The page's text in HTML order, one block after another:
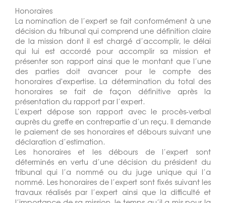
Honoraires
La nomination de l’expert se fait conformément à une
décision du tribunal qui comprend une définition claire
de la mission dont il est chargé d’accomplir, le délai
qui lui est accordé pour accomplir sa mission et
présenter son rapport ainsi que le montant que l’une
des parties doit avancer pour le compte des
honoraires d'expertise. La détermination du total des
honoraires se fait de façon définitive après la
présentation du rapport par l’expert.
L’expert dépose son rapport avec le procès-verbal
auprès du greffe en contrepartie d’un reçu. Il demande
le paiement de ses honoraires et débours suivant une
déclaration d’estimation.
Les honoraires et les débours de l’expert sont
déterminés en vertu d’une décision du président du
tribunal qui l’a nommé ou du juge unique qui l’a
nommé. Les honoraires de l’expert sont fixés suivant les
travaux réalisés par l’expert ainsi que la difficulté et